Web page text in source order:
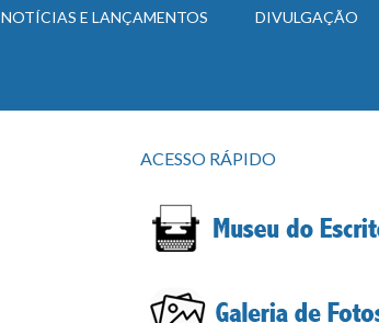
NOTÍCIAS E LANÇAMENTOS DIVULGAÇÃO
ACESSO RÁPIDO